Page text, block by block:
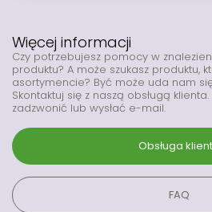
Więcej informacji
Czy potrzebujesz pomocy w
produktu? A może szukasz produktu,
asortymencie? Być może uda nam
Skontaktuj się z naszą obsługą
zadzwonić lub wysłać e-mail.
Obsługa
FAQ